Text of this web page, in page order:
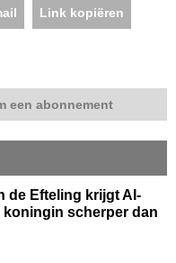
Link kopiëren
een abonnement
de Efteling krijgt AI-
koningin scherper dan